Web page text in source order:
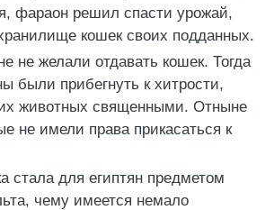
фараон решил спасти урожай,
кошек своих подданных.
не желали отдавать кошек. Тогда
были прибегнуть к хитрости,
животных священными. Отныне
не имели права прикасаться к
стала для египтян предметом
чему имеется немало